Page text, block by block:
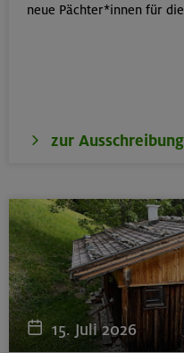
18.08.26
München
18.08.26
Fahrtechnik II -
neue Pächter*innen für
zur Ausschreibung
15. Juli 2026